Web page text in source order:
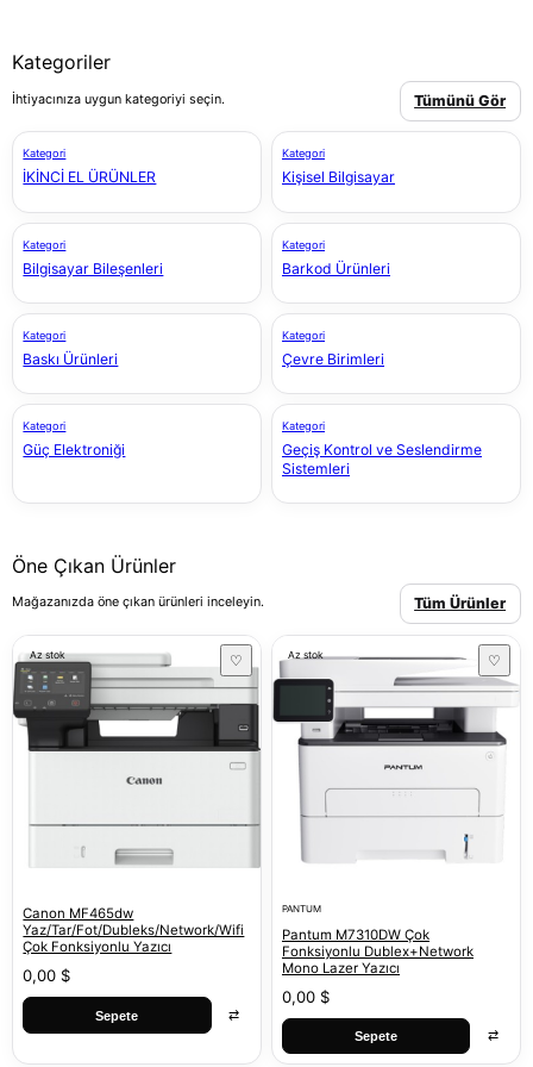
Kategoriler
İhtiyacınıza uygun kategoriyi seçin. Tümünü Gör
Kategori
İKİNCİ EL ÜRÜNLER
Kategori
Kişisel Bilgisayar
Kategori
Bilgisayar Bileşenleri
Kategori
Barkod Ürünleri
Kategori
Baskı Ürünleri
Kategori
Çevre Birimleri
Kategori
Güç Elektroniği
Kategori
Geçiş Kontrol ve Seslendirme
Sistemleri
Öne Çıkan Ürünler
Mağazanızda öne çıkan ürünleri inceleyin. Tüm Ürünler
Az stok ♡
Canon MF465dw
Yaz/Tar/Fot/Dubleks/Network/Wifi
Çok Fonksiyonlu Yazıcı
0,00 $
Sepete ⇄
Az stok ♡
PANTUM
Pantum M7310DW Çok
Fonksiyonlu Dublex+Network
Mono Lazer Yazıcı
0,00 $
Sepete ⇄